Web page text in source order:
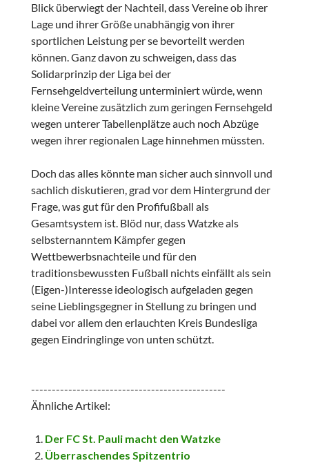
Blick überwiegt der Nachteil, dass Vereine ob ihrer
Lage und ihrer Größe unabhängig von ihrer
sportlichen Leistung per se bevorteilt werden
können. Ganz davon zu schweigen, dass das
Solidarprinzip der Liga bei der
Fernsehgeldverteilung unterminiert würde, wenn
kleine Vereine zusätzlich zum geringen Fernsehgeld
wegen unterer Tabellenplätze auch noch Abzüge
wegen ihrer regionalen Lage hinnehmen müssten.
Doch das alles könnte man sicher auch sinnvoll und
sachlich diskutieren, grad vor dem Hintergrund der
Frage, was gut für den Profifußball als
Gesamtsystem ist. Blöd nur, dass Watzke als
selbsternanntem Kämpfer gegen
Wettbewerbsnachteile und für den
traditionsbewussten Fußball nichts einfällt als sein
(Eigen-)Interesse ideologisch aufgeladen gegen
seine Lieblingsgegner in Stellung zu bringen und
dabei vor allem den erlauchten Kreis Bundesliga
gegen Eindringlinge von unten schützt.
-----------------------------------------------
Ähnliche Artikel:
Der FC St. Pauli macht den Watzke
Überraschendes Spitzentrio